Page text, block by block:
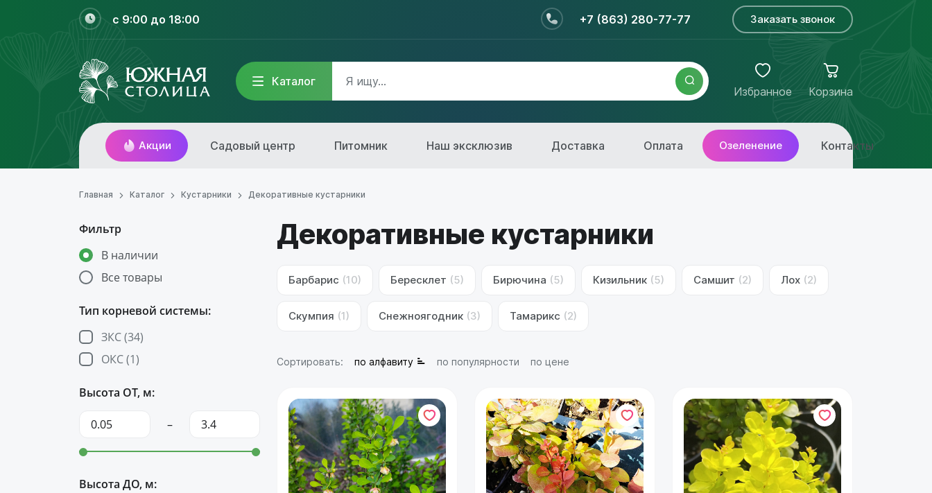
с 9:00 до 18:00 +7 (863) 280-77-77 Заказать звонок
Каталог
Избранное Корзина
Акции Садовый центр Питомник Наш эксклюзив Доставка Оплата Озеленение Контакты
Главная Каталог Кустарники Декоративные кустарники
Фильтр
В наличии
Все товары
Тип корневой системы:
ЗКС (34)
ОКС (1)
Высота ОТ, м:
–
Высота ДО, м:
Декоративные кустарники
Барбарис (10) Бересклет (5) Бирючина (5) Кизильник (5) Самшит (2) Лох (2)
Скумпия (1) Снежноягодник (3) Тамарикс (2)
Сортировать: по алфавиту по популярности по цене